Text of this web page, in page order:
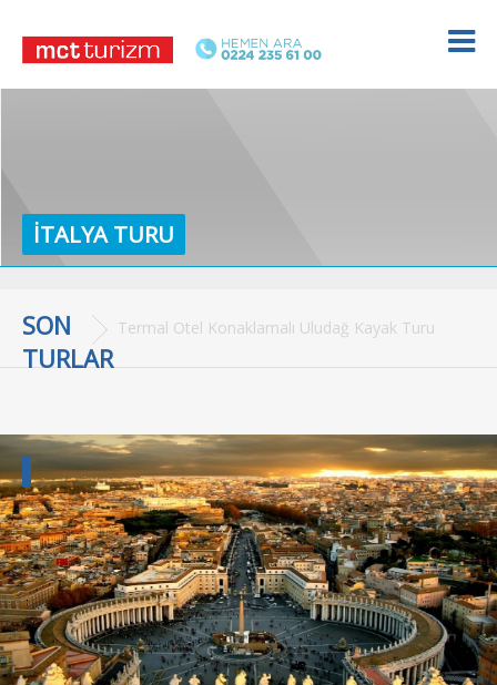
İTALYA TURU
SON
TURLAR
Termal Otel Konaklamalı Uludağ Kayak Turu